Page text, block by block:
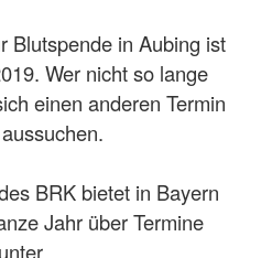
Blutspende in Aubing ist
Wer nicht so lange
einen anderen Termin
BRK bietet in Bayern
Jahr über Termine